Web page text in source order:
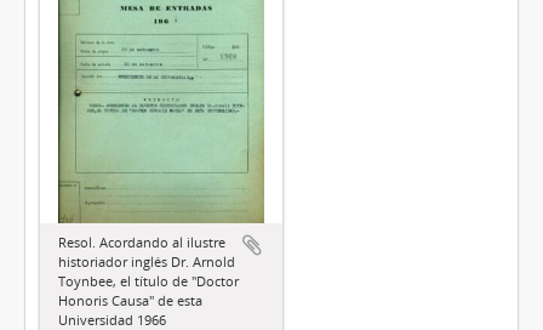
Resol. Acordando al ilustre
historiador inglés Dr. Arnold
Toynbee, el título de "Doctor
Honoris Causa" de esta
Universidad 1966